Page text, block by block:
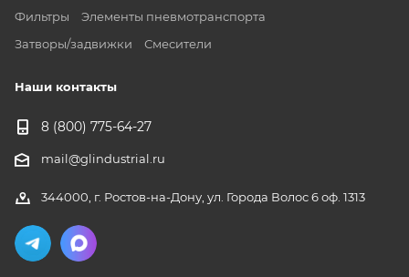
Фильтры
Элементы пневмотранспорта
Затворы/задвижки
Смесители
Наши контакты
8 (800) 775-64-27
mail@glindustrial.ru
344000, г. Ростов-на-Дону, ул. Города Волос 6 оф. 1313